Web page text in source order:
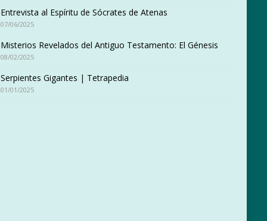
Entrevista al Espíritu de Sócrates de Atenas
07/06/2025
Misterios Revelados del Antiguo Testamento: El Génesis
08/02/2025
Serpientes Gigantes | Tetrapedia
01/01/2025